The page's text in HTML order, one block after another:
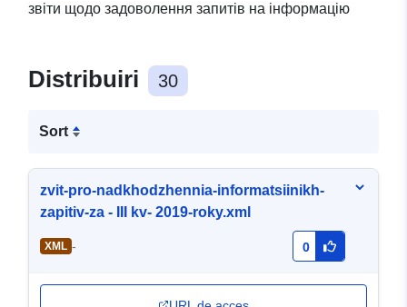
звіти щодо задоволення запитів на інформацію
Distribuiri 30
Sort
zvit-pro-nadkhodzhennia-informatsiinikh-
zapitiv-za - IIІ kv- 2019-roky.xml
XML - 0